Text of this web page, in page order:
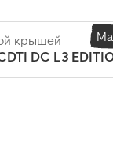
Блютуз, бортовой
помощь при
крышей
DC L3